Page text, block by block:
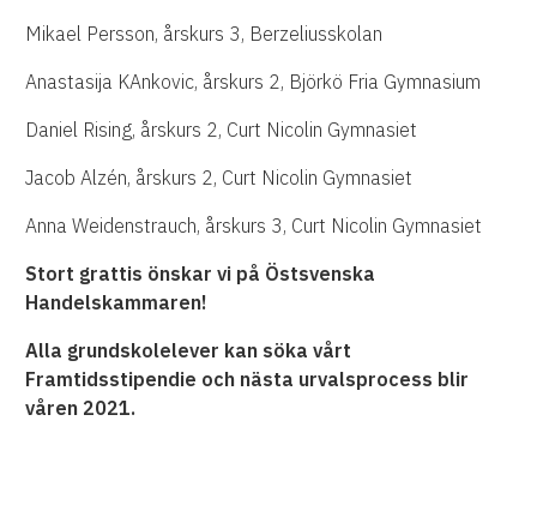
Mikael Persson, årskurs 3, Berzeliusskolan
Anastasija KAnkovic, årskurs 2, Björkö Fria Gymnasium
Daniel Rising, årskurs 2, Curt Nicolin Gymnasiet
Jacob Alzén, årskurs 2, Curt Nicolin Gymnasiet
Anna Weidenstrauch, årskurs 3, Curt Nicolin Gymnasiet
Stort grattis önskar vi på Östsvenska
Handelskammaren!
Alla grundskolelever kan söka vårt
Framtidsstipendie och nästa urvalsprocess blir
våren 2021.